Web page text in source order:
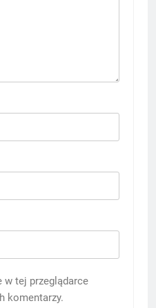
w tej przeglądarce
komentarzy.